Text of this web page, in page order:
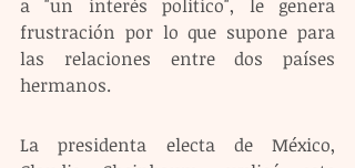
a "un interés político", le genera
frustración por lo que supone para
las relaciones entre dos países
hermanos.
La presidenta electa de México,